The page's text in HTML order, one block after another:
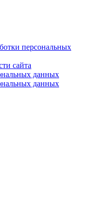
персональных
сайта
данных
данных